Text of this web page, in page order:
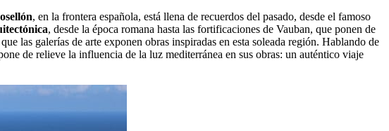
, en la frontera española, está llena de recuerdos del pasado, desde el famoso
, desde la época romana hasta las fortificaciones de Vauban, que ponen de
las galerías de arte exponen obras inspiradas en esta soleada región. Hablando de
de relieve la influencia de la luz mediterránea en sus obras: un auténtico viaje